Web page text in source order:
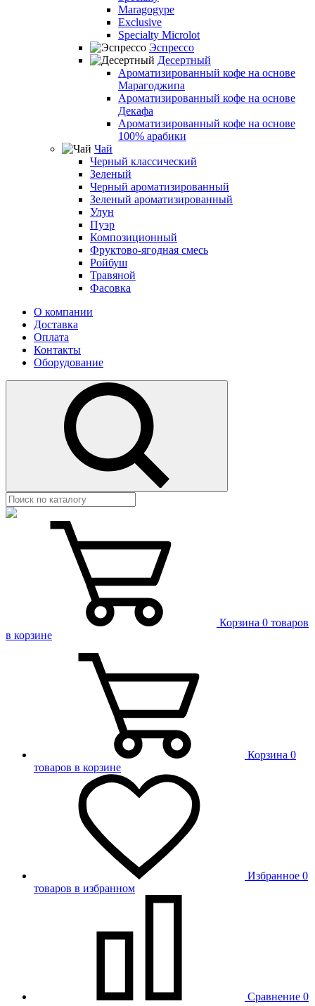
Maragogype
Exclusive
Specialty Microlot
Эспрессо
Десертный
Ароматизированный кофе на основе
Марагоджипа
Ароматизированный кофе на основе
Декафа
Ароматизированный кофе на основе
100% арабики
Чай
Черный классический
Зеленый
Черный ароматизированный
Зеленый ароматизированный
Улун
Пуэр
Композиционный
Фруктово-ягодная смесь
Ройбуш
Травяной
Фасовка
О компании
Доставка
Оплата
Контакты
Оборудование
Корзина 0 товаров
в корзине
Корзина 0
товаров в корзине
Избранное 0
товаров в избранном
Сравнение 0